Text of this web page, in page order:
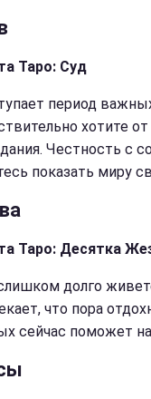
Таро: Суд
период
хотите
Честность с
показать миру
Таро: Десятка
долго
что пора
сейчас поможет